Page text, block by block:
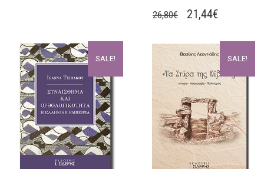
26,80€
ORIGINAL
WAS:
26,80€.
21,44€CURRENT
IS:
21,44€.
SALE! SALE!